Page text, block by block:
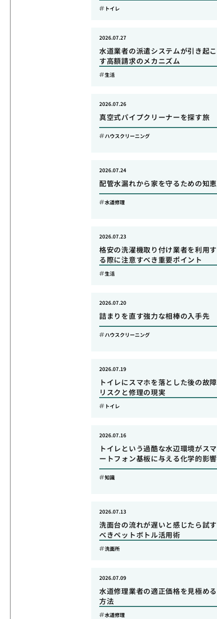
トイレ
水道業者の派遣システムが引き起こ
す高額請求のメカニズム
2026.07.27
生活
真空式パイプクリーナーを探す旅
2026.07.26
ハウスクリーニング
配管水漏れから家を守るための知恵
2026.07.24
水道修理
格安の洗濯機取り付け業者を利用す
る際に注意すべき重要ポイント
2026.07.23
生活
詰まりを直す強力な相棒の入手先
2026.07.20
ハウスクリーニング
トイレにスマホを落とした後の故障
リスクと修理の現実
2026.07.19
トイレ
トイレという過酷な水辺環境がスマ
ートフォン基板に与える化学的影響
2026.07.16
知識
洗面台の流れが遅いと感じたら試す
べきペットボトル活用術
2026.07.13
洗面所
水道修理業者の適正価格を見極める
方法
2026.07.09
水道修理